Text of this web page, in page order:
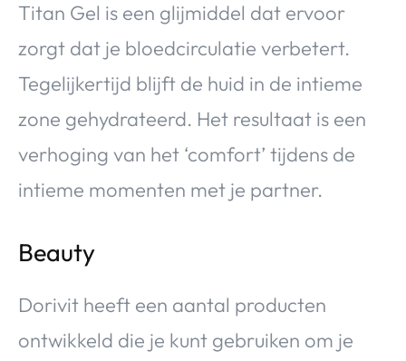
Titan Gel is een glijmiddel dat ervoor
zorgt dat je bloedcirculatie verbetert.
Tegelijkertijd blijft de huid in de intieme
zone gehydrateerd. Het resultaat is een
verhoging van het ‘comfort’ tijdens de
intieme momenten met je partner.
Beauty
Dorivit heeft een aantal producten
ontwikkeld die je kunt gebruiken om je